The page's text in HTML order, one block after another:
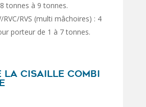
tonnes à 9 tonnes.
RVC/RVS (multi mâchoires) : 4
porteur de 1 à 7 tonnes.
LA CISAILLE COMBI